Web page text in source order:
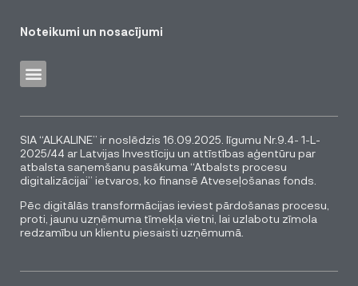
Noteikumi un nosacījumi
SIA “ALKALINE” ir noslēdzis 16.09.2025. līgumu Nr.9.4- 1-L-
2025/44 ar Latvijas Investīciju un attīstības aģentūru par
atbalsta saņemšanu pasākuma “Atbalsts procesu
digitalizācijai” ietvaros, ko finansē Atveseļošanas fonds.
Pēc digitālās transformācijas ieviest pārdošanas procesu,
proti, jaunu uzņēmuma tīmekļa vietni, lai uzlabotu zīmola
redzamību un klientu piesaisti uzņēmumā.